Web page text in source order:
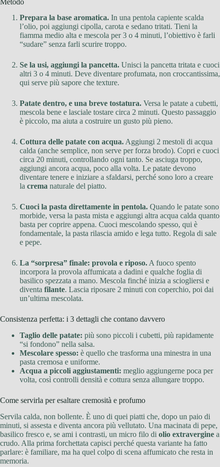
Prepara la base aromatica. In una pentola capiente scalda
l’olio, poi aggiungi cipolla, carota e sedano tritati. Tieni la
fiamma medio alta e mescola per 3 o 4 minuti, l’obiettivo è farli
“sudare” senza farli scurire troppo.
Se la usi, aggiungi la pancetta. Unisci la pancetta tritata e cuoci
altri 3 o 4 minuti. Deve diventare profumata, non croccantissima,
qui serve più sapore che texture.
Patate dentro, e una breve tostatura. Versa le patate a cubetti,
mescola bene e lasciale tostare circa 2 minuti. Questo passaggio
è piccolo, ma aiuta a costruire un gusto più pieno.
Cottura delle patate con acqua.Aggiungi 2 mestoli di acqua
calda (anche semplice, non serve per forza brodo). Copri e cuoci
circa 20 minuti, controllando ogni tanto. Se asciuga troppo,
aggiungi ancora acqua, poco alla volta. Le patate devono
diventare tenere e iniziare a sfaldarsi, perché sono loro a creare
la crema naturale del piatto.
Cuoci la pasta direttamente in pentola. Quando le patate sono
morbide, versa la pasta mista e aggiungi altra acqua calda quanto
basta per coprire appena. Cuoci mescolando spesso, qui è
fondamentale, la pasta rilascia amido e lega tutto. Regola di sale
e pepe.
La “sorpresa” finale: provola e riposo.A fuoco spento
incorpora la provola affumicata a dadini e qualche foglia di
basilico spezzata a mano. Mescola finché inizia a sciogliersi e
diventa filante. Lascia riposare 2 minuti con coperchio, poi dai
un’ultima mescolata.
Consistenza perfetta: i 3 dettagli che contano davvero
Taglio delle patate: più sono piccoli i cubetti, più rapidamente
“si fondono” nella salsa.
Mescolare spesso: è quello che trasforma una minestra in una
pasta cremosa e uniforme.
Acqua a piccoli aggiustamenti: meglio aggiungerne poca per
volta, così controlli densità e cottura senza allungare troppo.
Come servirla per esaltare cremosità e profumo
Servila calda, non bollente. È uno di quei piatti che, dopo un paio di
minuti, si assesta e diventa ancora più vellutato. Una macinata di pepe,
basilico fresco e, se ami i contrasti, un micro filo di olio extravergine a
crudo. Alla prima forchettata capisci perché questa variante ha fatto
parlare: è familiare, ma ha quel colpo di scena affumicato che resta in
memoria.